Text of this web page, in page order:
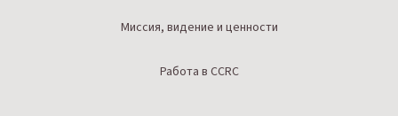
Миссия, видение и ценности
Работа в CCRC